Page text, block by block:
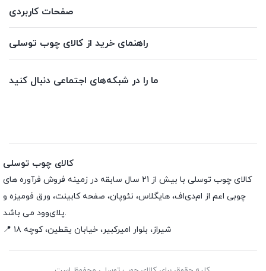
صفحات کاربردی
راهنمای خرید از کالای چوب توسلی
ما را در شبکه‌های اجتماعی دنبال کنید
کالای چوب توسلی
کالای چوب توسلی با بیش از 21 سال سابقه در زمینه فروش فرآوره های
چوبی اعم از ام‌دی‌اف، هایگلاس، نئوپان، صفحه کابینت، ورق فومیزه و
پلای‌وود می باشد.
📍 شیراز، بلوار امیرکبیر، خیابان یقطین، کوچه ۱۸